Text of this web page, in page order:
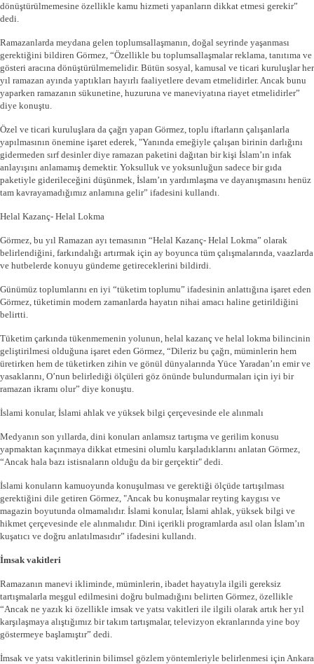
dönüştürülmemesine özellikle kamu hizmeti yapanların dikkat etmesi gerekir”
dedi.
Ramazanlarda meydana gelen toplumsallaşmanın, doğal seyrinde yaşanması
gerektiğini bildiren Görmez, “Özellikle bu toplumsallaşmalar reklama, tanıtıma ve
gösteri aracına dönüştürülmemelidir. Bütün sosyal, kamusal ve ticari kuruluşlar her
yıl ramazan ayında yaptıkları hayırlı faaliyetlere devam etmelidirler. Ancak bunu
yaparken ramazanın sükunetine, huzuruna ve maneviyatına riayet etmelidirler”
diye konuştu.
Özel ve ticari kuruluşlara da çağrı yapan Görmez, toplu iftarların çalışanlarla
yapılmasının önemine işaret ederek, "Yanında emeğiyle çalışan birinin darlığını
gidermeden sırf desinler diye ramazan paketini dağıtan bir kişi İslam’ın infak
anlayışını anlamamış demektir. Yoksulluk ve yoksunluğun sadece bir gıda
paketiyle giderileceğini düşünmek, İslam’ın yardımlaşma ve dayanışmasını henüz
tam kavrayamadığımız anlamına gelir” ifadesini kullandı.
Helal Kazanç- Helal Lokma
Görmez, bu yıl Ramazan ayı temasının “Helal Kazanç- Helal Lokma” olarak
belirlendiğini, farkındalığı artırmak için ay boyunca tüm çalışmalarında, vaazlarda
ve hutbelerde konuyu gündeme getireceklerini bildirdi.
Günümüz toplumlarını en iyi “tüketim toplumu” ifadesinin anlattığına işaret eden
Görmez, tüketimin modern zamanlarda hayatın nihai amacı haline getirildiğini
belirtti.
Tüketim çarkında tükenmemenin yolunun, helal kazanç ve helal lokma bilincinin
geliştirilmesi olduğuna işaret eden Görmez, “Dileriz bu çağrı, müminlerin hem
üretirken hem de tüketirken zihin ve gönül dünyalarında Yüce Yaradan’ın emir ve
yasaklarını, O’nun belirlediği ölçüleri göz önünde bulundurmaları için iyi bir
ramazan ikramı olur” diye konuştu.
İslami konular, İslami ahlak ve yüksek bilgi çerçevesinde ele alınmalı
Medyanın son yıllarda, dini konuları anlamsız tartışma ve gerilim konusu
yapmaktan kaçınmaya dikkat etmesini olumlu karşıladıklarını anlatan Görmez,
“Ancak hala bazı istisnaların olduğu da bir gerçektir" dedi.
İslami konuların kamuoyunda konuşulması ve gerektiği ölçüde tartışılması
gerektiğini dile getiren Görmez, "Ancak bu konuşmalar reyting kaygısı ve
magazin boyutunda olmamalıdır. İslami konular, İslami ahlak, yüksek bilgi ve
hikmet çerçevesinde ele alınmalıdır. Dini içerikli programlarda asıl olan İslam’ın
kuşatıcı ve doğru anlatılmasıdır” ifadesini kullandı.
İmsak vakitleri
Ramazanın manevi ikliminde, müminlerin, ibadet hayatıyla ilgili gereksiz
tartışmalarla meşgul edilmesini doğru bulmadığını belirten Görmez, özellikle
“Ancak ne yazık ki özellikle imsak ve yatsı vakitleri ile ilgili olarak artık her yıl
karşılaşmaya alıştığımız bir takım tartışmalar, televizyon ekranlarında yine boy
göstermeye başlamıştır” dedi.
İmsak ve yatsı vakitlerinin bilimsel gözlem yöntemleriyle belirlenmesi için Ankara